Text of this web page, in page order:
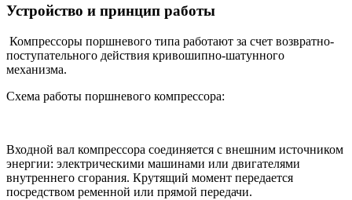
Устройство и принцип работы
Компрессоры поршневого типа работают за счет возвратно-
поступательного действия кривошипно-шатунного
механизма.
Схема работы поршневого компрессора:
Входной вал компрессора соединяется с внешним источником
энергии: электрическими машинами или двигателями
внутреннего сгорания. Крутящий момент передается
посредством ременной или прямой передачи.